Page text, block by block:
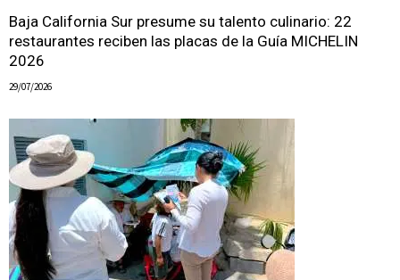
Baja California Sur presume su talento culinario: 22
restaurantes reciben las placas de la Guía MICHELIN
2026
29/07/2026